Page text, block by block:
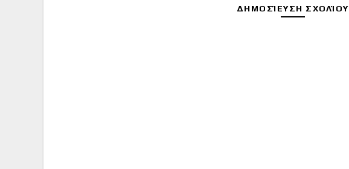
ΔΗΜΟΣΊΕΥΣΗ ΣΧΟΛΊΟΥ